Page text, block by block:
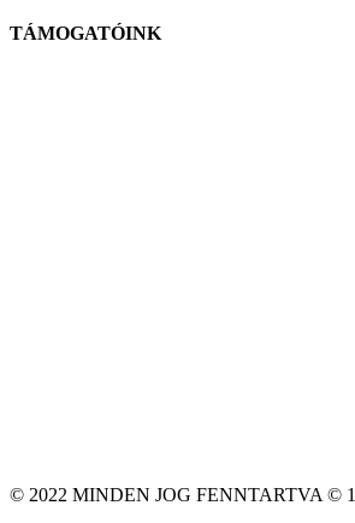
TÁMOGATÓINK
© 2022 MINDEN JOG FENNTARTVA ©